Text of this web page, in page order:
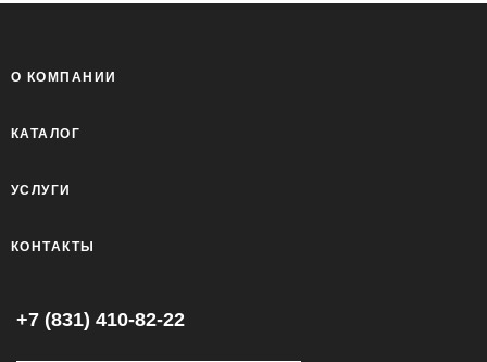
О КОМПАНИИ
КАТАЛОГ
УСЛУГИ
КОНТАКТЫ
+7 (831) 410-82-22